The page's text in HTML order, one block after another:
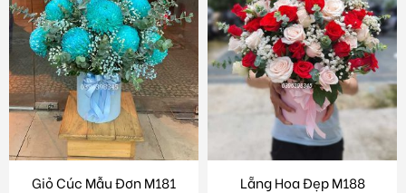
Giỏ Cúc Mẫu Đơn M181 Lẵng Hoa Đẹp M188